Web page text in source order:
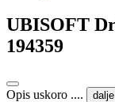
UBISOFT
194359
Opis uskoro .... dalje